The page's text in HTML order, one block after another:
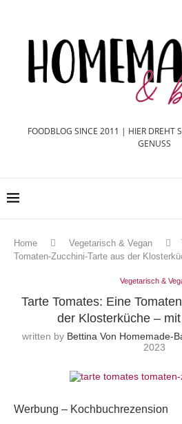
FOODBLOG SINCE 2011 | HIER DREHT
GENUSS
Home Vegetarisch & Vegan
Tomaten-Zucchini-Tarte aus der
Vegetarisch &
Tarte Tomates: Eine
der Klosterküche –
written by Bettina Von Homemade-
2023
Werbung – Kochbuchrezension